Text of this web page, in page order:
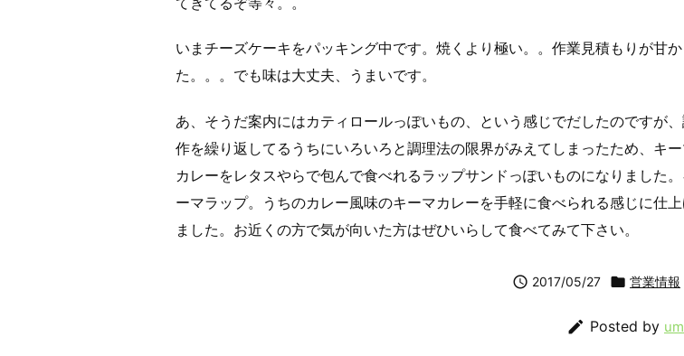
いまチーズケーキをパッキング中です。焼くより極い。。作業見積もりが甘か
た。。。でも味は大丈夫、うまいです。
あ、そうだ案内にはカティロールっぽいもの、という感じでだしたのですが
作を繰り返してるうちにいろいろと調理法の限界がみえてしまったため、キ
カレーをレタスやらで包んで食べれるラップサンドっぽいものになりました。
ーマラップ。うちのカレー風味のキーマカレーを手軽に食べられる感じに仕
ました。お近くの方で気が向いた方はぜひいらして食べてみて下さい。
 2017/05/27  営業情報
 Posted by